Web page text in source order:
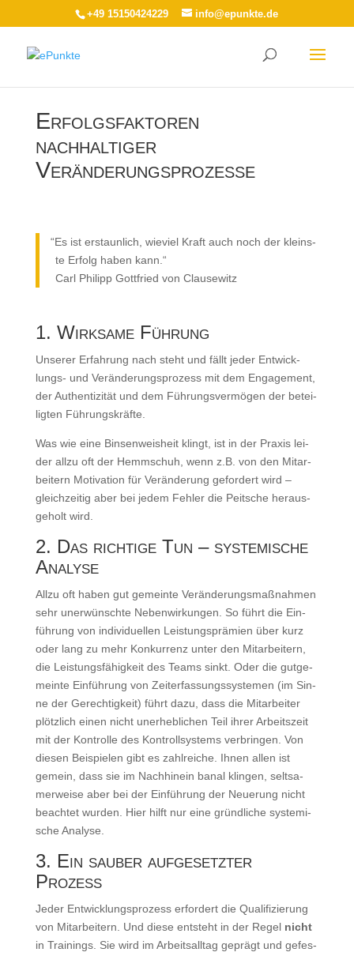
+49 15150424229 info@epunkte.de
Erfolgsfaktoren
nachhaltiger
Veränderungsprozesse
“Es ist erstaun­lich, wie­viel Kraft auch noch der kleins­
te Erfolg haben kann.“
Carl Phil­ipp Gott­fried von Clausewitz
1. Wirksame Führung
Unse­rer Erfah­rung nach steht und fällt jeder Ent­wick­
lungs- und Ver­än­de­rungs­pro­zess mit dem Enga­ge­ment,
der Authen­ti­zi­tät und dem Füh­rungs­ver­mö­gen der betei­
lig­ten Führungskräfte.
Was wie eine Bin­sen­weis­heit klingt, ist in der Pra­xis lei­
der all­zu oft der Hemm­schuh, wenn z.B. von den Mit­ar­
bei­tern Moti­va­ti­on für Ver­än­de­rung gefor­dert wird –
gleich­zei­tig aber bei jedem Feh­ler die Peit­sche her­aus­
ge­holt wird.
2. Das richtige Tun – systemische
Analyse
All­zu oft haben gut gemein­te Ver­än­de­rungs­maß­nah­men
sehr uner­wünsch­te Neben­wir­kun­gen. So führt die Ein­
füh­rung von indi­vi­du­el­len Leis­tungs­prä­mi­en über kurz
oder lang zu mehr Kon­kur­renz unter den Mit­ar­bei­tern,
die Leis­tungs­fä­hig­keit des Teams sinkt. Oder die gut­ge­
mein­te Ein­füh­rung von Zeit­er­fas­sungs­sys­te­men (im Sin­
ne der Gerech­tig­keit) führt dazu, dass die Mit­ar­bei­ter
plötz­lich einen nicht uner­heb­li­chen Teil ihrer Arbeits­zeit
mit der Kon­trol­le des Kon­troll­sys­tems ver­brin­gen. Von
die­sen Bei­spie­len gibt es zahl­rei­che. Ihnen allen ist
gemein, dass sie im Nach­hin­ein banal klin­gen, selt­sa­
mer­wei­se aber bei der Ein­füh­rung der Neue­rung nicht
beach­tet wur­den. Hier hilft nur eine gründ­li­che sys­te­mi­
sche Analyse.
3. Ein sauber aufgesetzter
Prozess
Jeder Ent­wick­lungs­pro­zess erfor­dert die Qua­li­fi­zie­rung
von Mit­ar­bei­tern. Und die­se ent­steht in der Regel nicht
in Trai­nings. Sie wird im Arbeits­all­tag geprägt und gefes­